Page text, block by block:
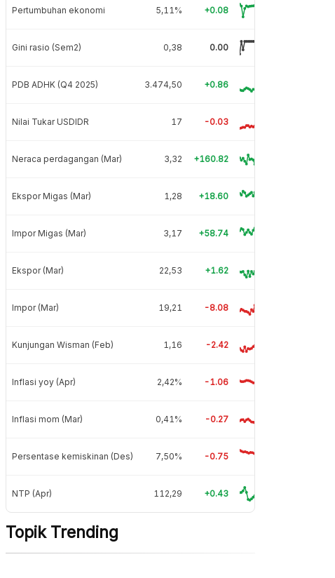
Pertumbuhan ekonomi 5,11% +0.08
Gini rasio (Sem2) 0,38 0.00
PDB ADHK (Q4 2025) 3.474,50 +0.86
Nilai Tukar USDIDR 17 -0.03
Neraca perdagangan (Mar) 3,32 +160.82
Ekspor Migas (Mar) 1,28 +18.60
Impor Migas (Mar) 3,17 +58.74
Ekspor (Mar) 22,53 +1.62
Impor (Mar) 19,21 -8.08
Kunjungan Wisman (Feb) 1,16 -2.42
Inflasi yoy (Apr) 2,42% -1.06
Inflasi mom (Mar) 0,41% -0.27
Persentase kemiskinan (Des) 7,50% -0.75
NTP (Apr) 112,29 +0.43
Topik Trending